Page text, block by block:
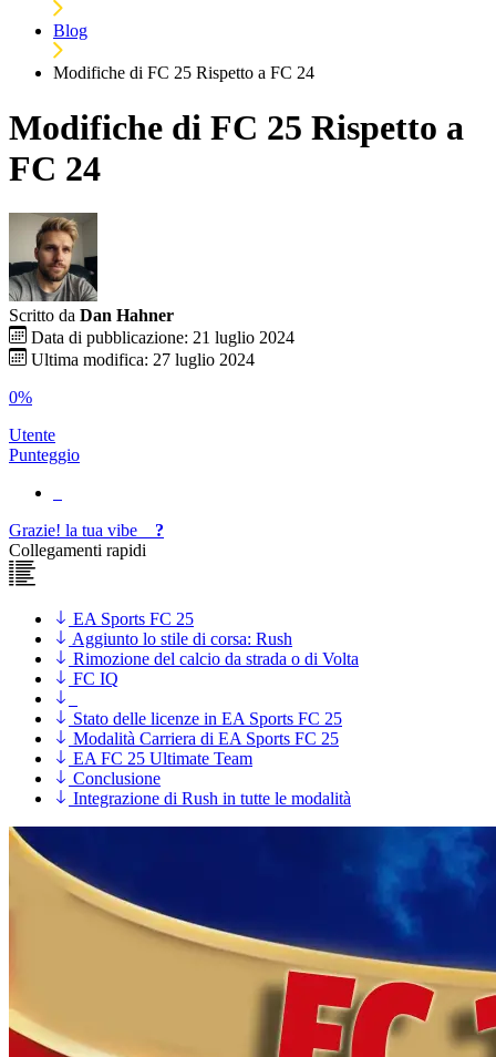
Blog
Modifiche di FC 25 Rispetto a FC 24
Modifiche di FC 25 Rispetto a
FC 24
Scritto da Dan Hahner
Data di pubblicazione: 21 luglio 2024
Ultima modifica: 27 luglio 2024
0%
Utente
Punteggio
Grazie! la tua vibe
?
Collegamenti rapidi
EA Sports FC 25
Aggiunto lo stile di corsa: Rush
Rimozione del calcio da strada o di Volta
FC IQ
Stato delle licenze in EA Sports FC 25
Modalità Carriera di EA Sports FC 25
EA FC 25 Ultimate Team
Conclusione
Integrazione di Rush in tutte le modalità